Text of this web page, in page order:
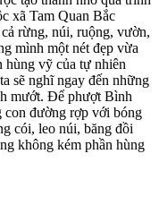
xã Tam Quan Bắc
rừng, núi, ruộng, vườn,
mình một nét đẹp vừa
hùng vỹ của tự nhiên
sẽ nghĩ ngay đến những
mướt. Để phượt Bình
đường rợp với bóng
cói, leo núi, băng đồi
không kém phần hùng